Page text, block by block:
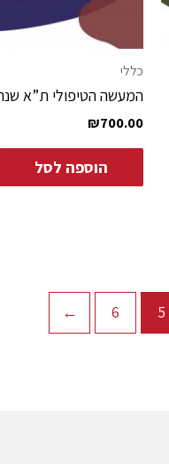
כללי
המעשה הטיפולי ת”א
₪700.00
הוספה לסל
5
6
←